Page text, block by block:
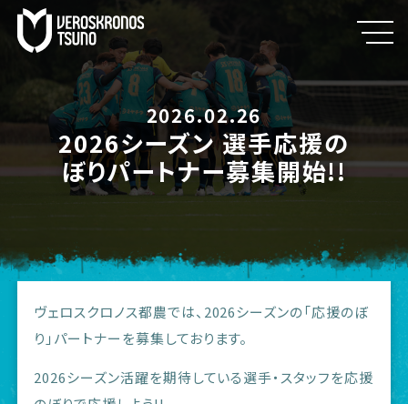
2026.02.26
2026シーズン 選手応援の
ぼりパートナー募集開始!!
ヴェロスクロノス都農では、2026シーズンの「応援のぼ
り」パートナーを募集しております。
2026シーズン活躍を期待している選手・スタッフを応援